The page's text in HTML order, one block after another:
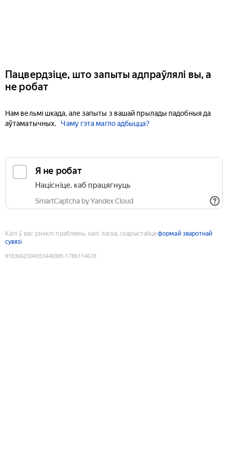
Пацвердзіце, што запыты адпраўлялі вы, а
не робат
Нам вельмі шкада, але запыты з вашай прылады падобныя да
аўтаматычных.
Чаму гэта магло адбыцца?
Я не робат
Націсніце, каб працягнуць
SmartCaptcha by Yandex Cloud
Калі ў вас узніклі праблемы, калі ласка, скарыстайцеформай зваротнай
сувязі
9183662594933446995:1786114678